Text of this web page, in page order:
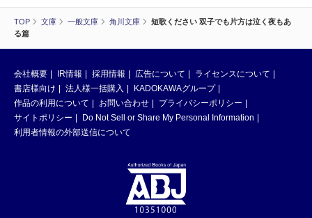
TOP 文庫 一般文庫 角川文庫
短歌ください 双子でも片方は泣く夜もあ
る篇
会社概要 IR情報 採用情報 広告について
ライセンスについて
書店様向け
法人様一括購入
KADOKAWAグループ
作品の利用について
お問い合わせ
プライバシーポリシー
サイトポリシー
Do Not Sell or Share My Personal Information
利用者情報の外部送信について